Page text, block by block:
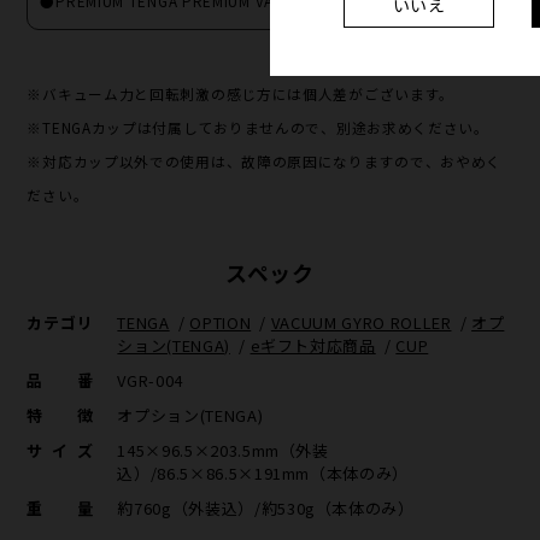
※バキューム力と回転刺激の感じ方には個人差がございます。
※TENGAカップは付属しておりませんので、別途お求めください。
※対応カップ以外での使用は、故障の原因になりますので、おやめく
ださい。
スペック
カテゴリ TENGA / OPTION / VACUUM GYRO ROLLER / オプ
ション(TENGA) / eギフト対応商品 / CUP
品番
VGR-004
特徴
オプション(TENGA)
サイズ
145×96.5×203.5mm（外装
込）/86.5×86.5×191mm（本体のみ）
重量
約760g（外装込）/約530g（本体のみ）